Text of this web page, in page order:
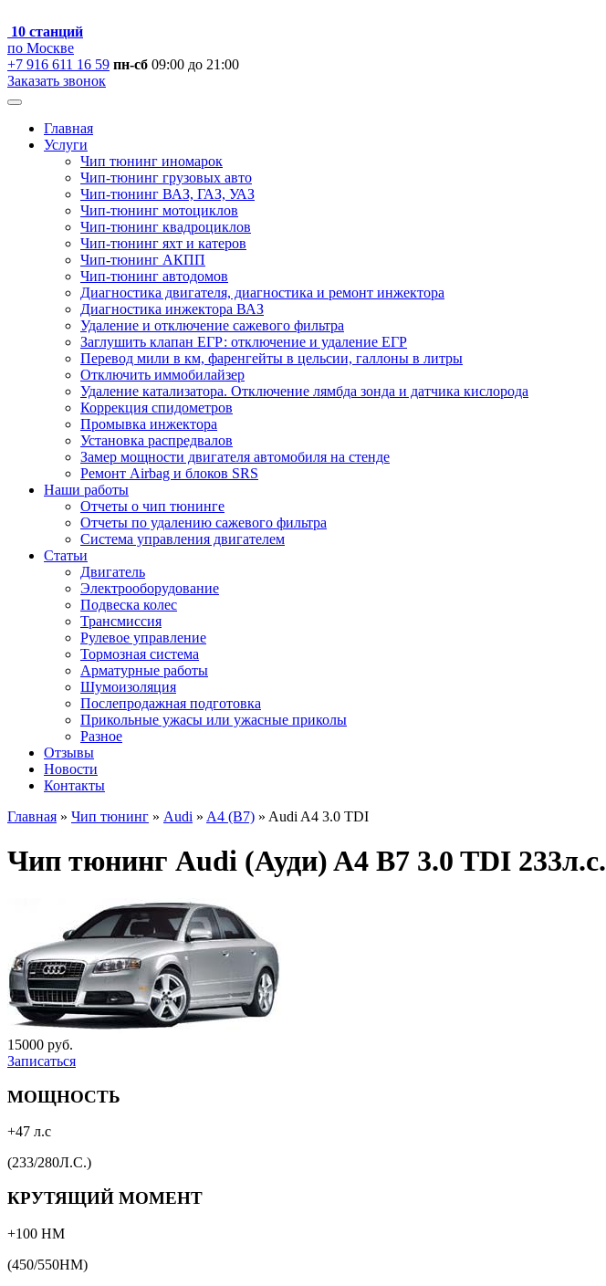
10 станций
по Москве
+7 916 611 16 59 пн-сб 09:00 до 21:00
Заказать звонок
Главная
Услуги
Чип тюнинг иномарок
Чип-тюнинг грузовых авто
Чип-тюнинг ВАЗ, ГАЗ, УАЗ
Чип-тюнинг мотоциклов
Чип-тюнинг квадроциклов
Чип-тюнинг яхт и катеров
Чип-тюнинг АКПП
Чип-тюнинг автодомов
Диагностика двигателя, диагностика и ремонт инжектора
Диагностика инжектора ВАЗ
Удаление и отключение сажевого фильтра
Заглушить клапан ЕГР: отключение и удаление ЕГР
Перевод мили в км, фаренгейты в цельсии, галлоны в литры
Отключить иммобилайзер
Удаление катализатора. Отключение лямбда зонда и датчика кислорода
Коррекция спидометров
Промывка инжектора
Установка распредвалов
Замер мощности двигателя автомобиля на стенде
Ремонт Airbag и блоков SRS
Наши работы
Отчеты о чип тюнинге
Отчеты по удалению сажевого фильтра
Система управления двигателем
Статьи
Двигатель
Электрооборудование
Подвеска колес
Трансмиссия
Рулевое управление
Тормозная система
Арматурные работы
Шумоизоляция
Послепродажная подготовка
Прикольные ужасы или ужасные приколы
Разное
Отзывы
Новости
Контакты
Главная » Чип тюнинг » Audi » A4 (B7) » Audi A4 3.0 TDI
Чип тюнинг Audi (Ауди) A4 B7 3.0 TDI 233л.с.
15000 руб.
Записаться
МОЩНОСТЬ
+47 л.с
(233/280Л.С.)
КРУТЯЩИЙ МОМЕНТ
+100 НМ
(450/550НМ)